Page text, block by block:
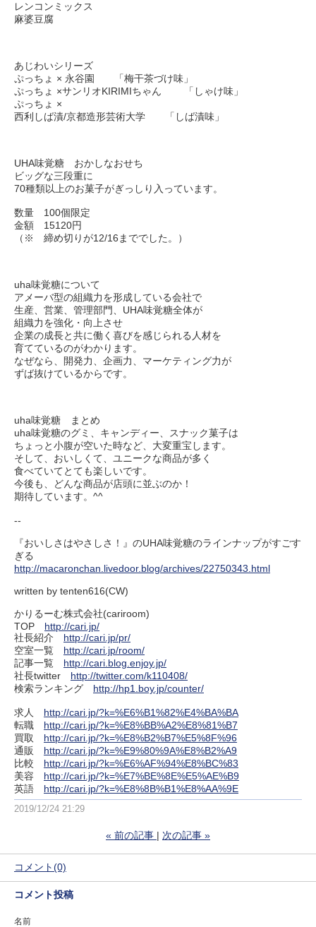
レンコンミックス
麻婆豆腐
あじわいシリーズ
ぷっちょ × 永谷園 「梅干茶づけ味」
ぷっちょ ×サンリオKIRIMIちゃん 「しゃけ味」
ぷっちょ ×
西利しば漬/京都造形芸術大学 「しば漬味」
UHA味覚糖 おかしなおせち
ビッグな三段重に
70種類以上のお菓子がぎっしり入っています。
数量 100個限定
金額 15120円
（※ 締め切りが12/16まででした。）
uha味覚糖について
アメーバ型の組織力を形成している会社で
生産、営業、管理部門、UHA味覚糖全体が
組織力を強化・向上させ
企業の成長と共に働く喜びを感じられる人材を
育てているのがわかります。
なぜなら、開発力、企画力、マーケティング力が
ずば抜けているからです。
uha味覚糖 まとめ
uha味覚糖のグミ、キャンディー、スナック菓子は
ちょっと小腹が空いた時など、大変重宝します。
そして、おいしくて、ユニークな商品が多く
食べていてとても楽しいです。
今後も、どんな商品が店頭に並ぶのか！
期待しています。^^
--
『おいしさはやさしさ！』のUHA味覚糖のラインナップがすごす
ぎる
http://macaronchan.livedoor.blog/archives/22750343.html
written by tenten616(CW)
かりるーむ株式会社(cariroom)
TOP http://cari.jp/
社長紹介 http://cari.jp/pr/
空室一覧 http://cari.jp/room/
記事一覧 http://cari.blog.enjoy.jp/
社長twitter http://twitter.com/k110408/
検索ランキング http://hp1.boy.jp/counter/
求人 http://cari.jp/?k=%E6%B1%82%E4%BA%BA
転職 http://cari.jp/?k=%E8%BB%A2%E8%81%B7
買取 http://cari.jp/?k=%E8%B2%B7%E5%8F%96
通販 http://cari.jp/?k=%E9%80%9A%E8%B2%A9
比較 http://cari.jp/?k=%E6%AF%94%E8%BC%83
美容 http://cari.jp/?k=%E7%BE%8E%E5%AE%B9
英語 http://cari.jp/?k=%E8%8B%B1%E8%AA%9E
2019/12/24 21:29
« 前の記事 次の記事 »
コメント(0)
コメント投稿
名前